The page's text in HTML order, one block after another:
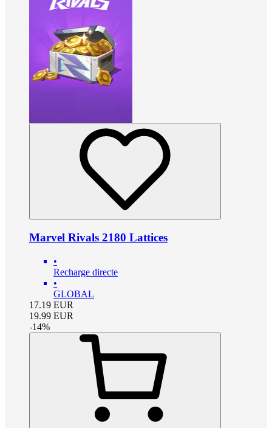
Marvel Rivals 2180 Lattices
•
Recharge directe
•
GLOBAL
17.19 EUR
19.99 EUR
-14%